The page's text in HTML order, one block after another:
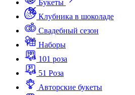
Букеты
Клубника в шоколаде
Свадебный сезон
Наборы
101 роза
51 Роза
Авторские букеты